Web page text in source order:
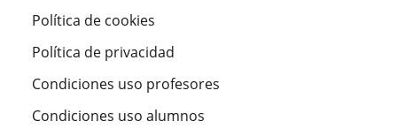
Política de cookies
Política de privacidad
Condiciones uso profesores
Condiciones uso alumnos